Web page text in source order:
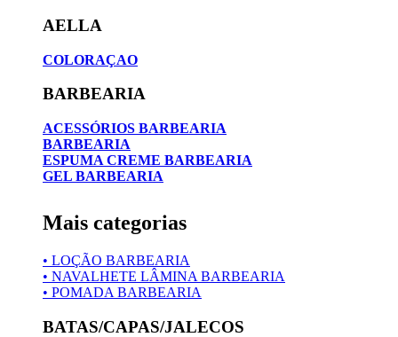
AELLA
COLORAÇAO
BARBEARIA
ACESSÓRIOS BARBEARIA
BARBEARIA
ESPUMA CREME BARBEARIA
GEL BARBEARIA
Mais categorias
• LOÇÃO BARBEARIA
• NAVALHETE LÂMINA BARBEARIA
• POMADA BARBEARIA
BATAS/CAPAS/JALECOS